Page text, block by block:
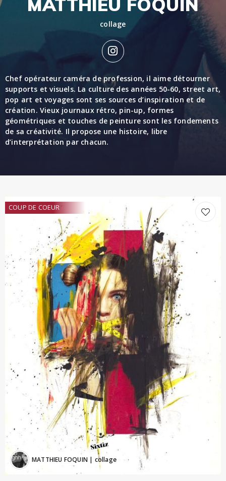
MATTHIEU FOQUIN
collage
Chef opérateur caméra de profession, il aime détourner
supports et visuels. La culture des années 50-60, street art,
pop art et voyages sont ses sources d’inspiration et de
création. Vieux journaux rétro, pin-up, formes
géométriques et touches de peinture sont les fondements
de sa créativité. Il propose une histoire, libre
d’interprétation par chacun.
COUP DE COEUR
MATTHIEU FOQUIN | collage